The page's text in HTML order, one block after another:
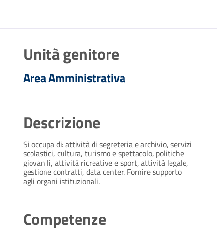
Unità genitore
Area Amministrativa
Descrizione
Si occupa di: attività di segreteria e archivio, servizi
scolastici, cultura, turismo e spettacolo, politiche
giovanili, attività ricreative e sport, attività legale,
gestione contratti, data center. Fornire supporto
agli organi istituzionali.
Competenze